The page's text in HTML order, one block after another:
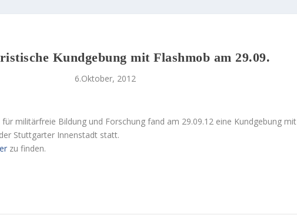
Kundgebung mit Flashmob am 29.09.
6.Oktober, 2012
militärfreie Bildung und Forschung fand am 29.09.12 eine Kundgebung mit
Stuttgarter Innenstadt statt.
zu finden.